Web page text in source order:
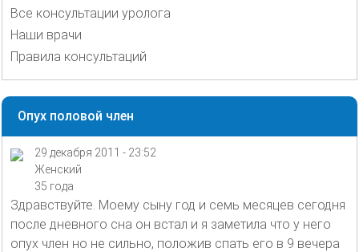
Все консультации уролога
Наши врачи
Правила консультаций
Опух половой член
29 декабря 2011 - 23:52
Женский
35 года
Здравствуйте. Моему сыну год и семь месяцев сегодня
после дневного сна он встал и я заметила что у него
опух член но не сильно, положив спать его в 9 вечера